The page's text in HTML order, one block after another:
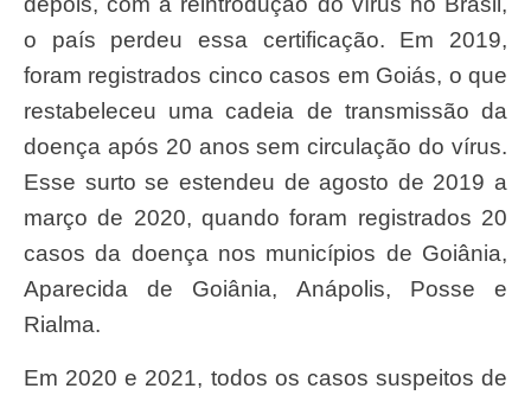
o país perdeu essa certificação. Em 2019,
foram registrados cinco casos em Goiás, o que
restabeleceu uma cadeia de transmissão da
doença após 20 anos sem circulação do vírus.
Esse surto se estendeu de agosto de 2019 a
março de 2020, quando foram registrados 20
casos da doença nos municípios de Goiânia,
Aparecida de Goiânia, Anápolis, Posse e
Rialma.
Em 2020 e 2021, todos os casos suspeitos de